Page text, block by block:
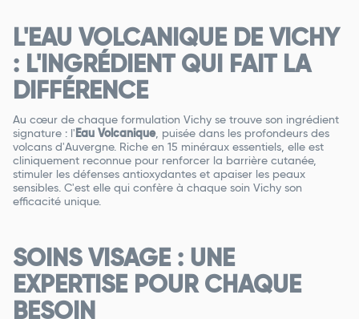
L'EAU VOLCANIQUE DE VICHY
: L'INGRÉDIENT QUI FAIT LA
DIFFÉRENCE
Au cœur de chaque formulation Vichy se trouve son ingrédient
signature : l' Eau Volcanique, puisée dans les profondeurs des
volcans d'Auvergne. Riche en 15 minéraux essentiels, elle est
cliniquement reconnue pour renforcer la barrière cutanée,
stimuler les défenses antioxydantes et apaiser les peaux
sensibles. C'est elle qui confère à chaque soin Vichy son
efficacité unique.
SOINS VISAGE : UNE
EXPERTISE POUR CHAQUE
BESOIN